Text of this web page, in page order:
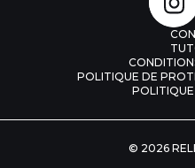
POLITIQUE DE
© 2026